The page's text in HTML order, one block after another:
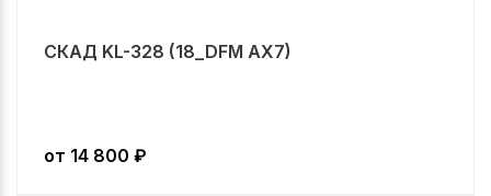
СКАД KL-328 (18_DFM AX7)
от 14 800 ₽